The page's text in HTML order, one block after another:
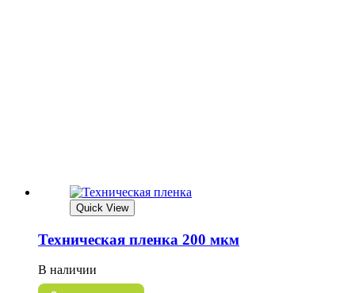
Quick View
Техническая пленка 200 мкм
В наличии